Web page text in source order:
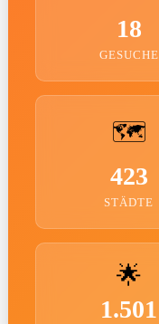
18
GESUCHE
🗺️
423
STÄDTE
🌟
1.501